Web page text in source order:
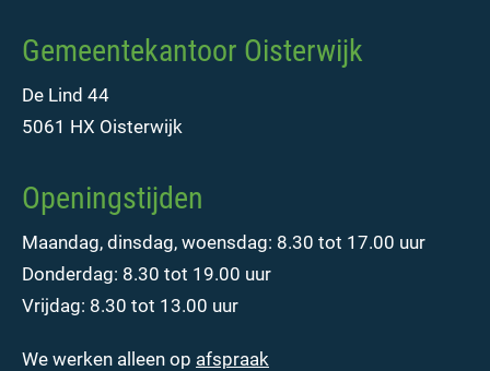
Gemeentekantoor Oisterwijk
De Lind 44
5061 HX Oisterwijk
Openingstijden
Maandag, dinsdag, woensdag: 8.30 tot 17.00 uur
Donderdag: 8.30 tot 19.00 uur
Vrijdag: 8.30 tot 13.00 uur
We werken alleen op afspraak